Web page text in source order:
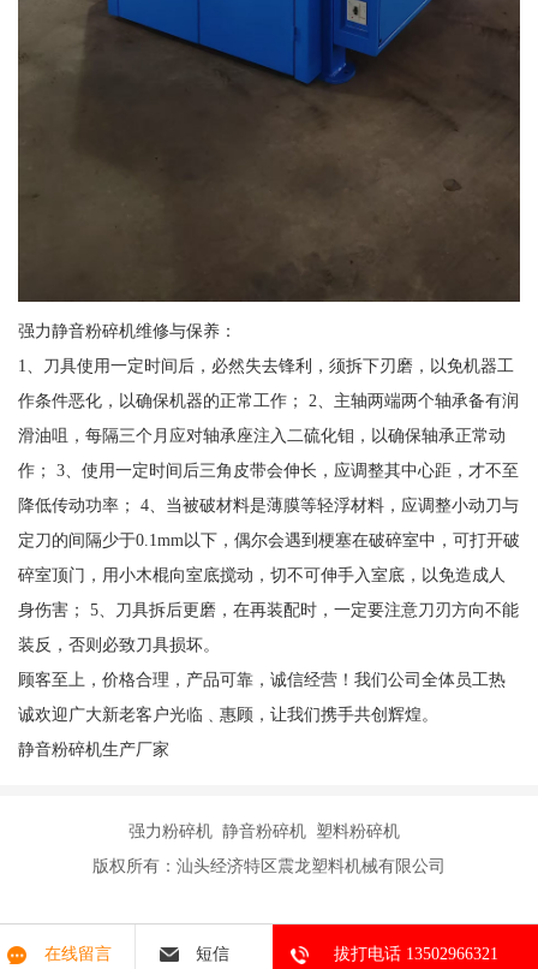
强力静音粉碎机维修与保养：
1、刀具使用一定时间后，必然失去锋利，须拆下刃磨，以免机器工
作条件恶化，以确保机器的正常工作； 2、主轴两端两个轴承备有润
滑油咀，每隔三个月应对轴承座注入二硫化钼，以确保轴承正常动
作； 3、使用一定时间后三角皮带会伸长，应调整其中心距，才不至
降低传动功率； 4、当被破材料是薄膜等轻浮材料，应调整小动刀与
定刀的间隔少于0.1mm以下，偶尔会遇到梗塞在破碎室中，可打开破
碎室顶门，用小木棍向室底搅动，切不可伸手入室底，以免造成人
身伤害； 5、刀具拆后更磨，在再装配时，一定要注意刀刃方向不能
装反，否则必致刀具损坏。
顾客至上，价格合理，产品可靠，诚信经营！我们公司全体员工热
诚欢迎广大新老客户光临﹑惠顾，让我们携手共创辉煌。
静音粉碎机生产厂家
强力粉碎机 静音粉碎机 塑料粉碎机
版权所有：汕头经济特区震龙塑料机械有限公司
在线留言 短信 拔打电话 13502966321